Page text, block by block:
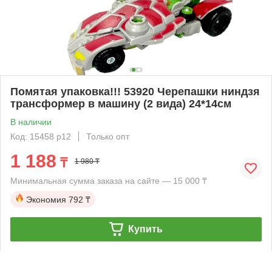
Помятая упаковка!!! 53920 Черепашки ниндзя
трансформер в машину (2 вида) 24*14см
В наличии
Код: 15458 р12
Только опт
1 188 ₸ 1 980 ₸
Минимальная сумма заказа на сайте — 15 000 ₸
Экономия 792 ₸
Купить